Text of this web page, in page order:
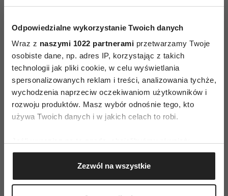
Odpowiedzialne wykorzystanie Twoich danych
Wraz z naszymi 1022 partnerami przetwarzamy Twoje
osobiste dane, np. adres IP, korzystając z takich
technologii jak pliki cookie, w celu wyświetlania
spersonalizowanych reklam i treści, analizowania tychże,
wychodzenia naprzeciw oczekiwaniom użytkowników i
rozwoju produktów. Masz wybór odnośnie tego, kto
używa Twoich danych i w jakich celach to robi.
Gromadzić dane dotyczące Twojej lokalizacji
geograficznej z dokładnością nawet do kilku metrów
Identyfikować Twoje urządzenie, aktywnie
Zezwól na wszystkie
Konieczna jest baza i top. To związek, jak
tylko czy na długo? Zapewniam Was, że
trzymanie się tych zasad może w dużym stopniu
przyczynić się do długotrwałości powłoki lakieru
na płytce paznokcia. Istnieje tak ogromny wybór
tych maleńkich buteleczek, że można oszaleć lecz
mam nadzieję, że ze szczęścia. W czasach
oszczędności zdarza się, że zamiast kupować –
lakieru i oczywiście makijaż (sic!) co sprawi, że
jesteśmy poprostu new wave, en vogue i jak
Joy...zadowolone z siebie.